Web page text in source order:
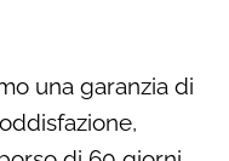
una garanzia di